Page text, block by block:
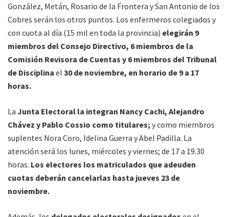
González, Metán, Rosario de la Frontera y San Antonio de los
Cobres serán los otros puntos. Los enfermeros colegiados y
con cuota al día (15 mil en toda la provincia) elegirán 9
miembros del Consejo Directivo, 6 miembros de la
Comisión Revisora de Cuentas y 6 miembros del Tribunal
de Disciplina el 30 de noviembre, en horario de 9 a 17
horas.
La Junta Electoral la integran Nancy Cachi, Alejandro
Chávez y Pablo Cossio como titulares; y como miembros
suplentes Nora Coro, Idelina Guerra y Abel Padilla. La
atención será los lunes, miércoles y viernes; de 17 a 19.30
horas. Los electores los matriculados que adeuden
cuotas deberán cancelarlas hasta jueves 23 de
noviembre.